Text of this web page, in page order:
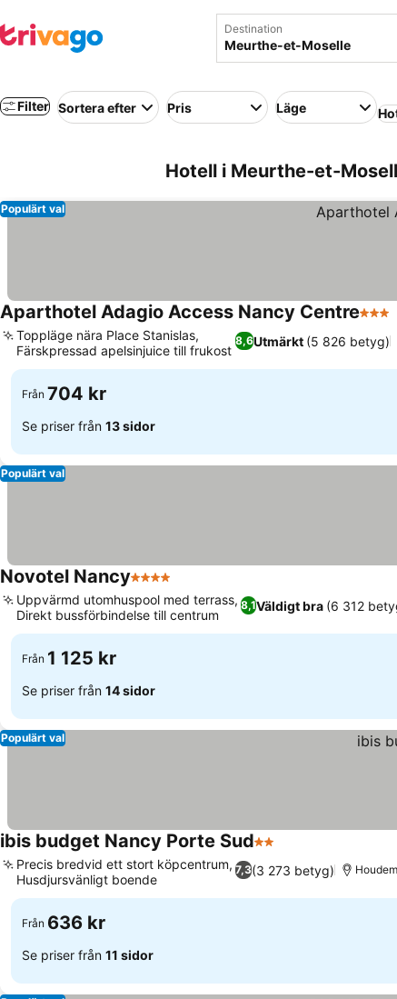
Destination
Filter Sortera efter Pris Läge
Hotell i Meurthe-et-
Populärt val
Aparthotel Adagio Access Nancy Centre3
8,6Utmärkt (5 826 betyg)
Toppläge nära Place Stanislas,
Färskpressad apelsinjuice till frukost
Från 704 kr
Se priser från 13 sidor
Populärt val
Novotel Nancy4 Stjärnor
8,1Väldigt bra (6 312
Uppvärmd utomhuspool med terrass,
Direkt bussförbindelse till centrum
Från 1 125 kr
Se priser från 14 sidor
Populärt val
ibis budget Nancy Porte Sud2 Stjärnor
7,3(3 273 betyg)
Precis bredvid ett stort köpcentrum,
Husdjursvänligt boende
Från 636 kr
Se priser från 11 sidor